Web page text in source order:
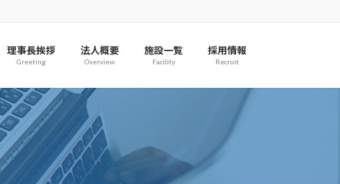
理事長挨拶
Greeting
法人概要
Overview
施設一覧
Facility
採用情報
Recruit